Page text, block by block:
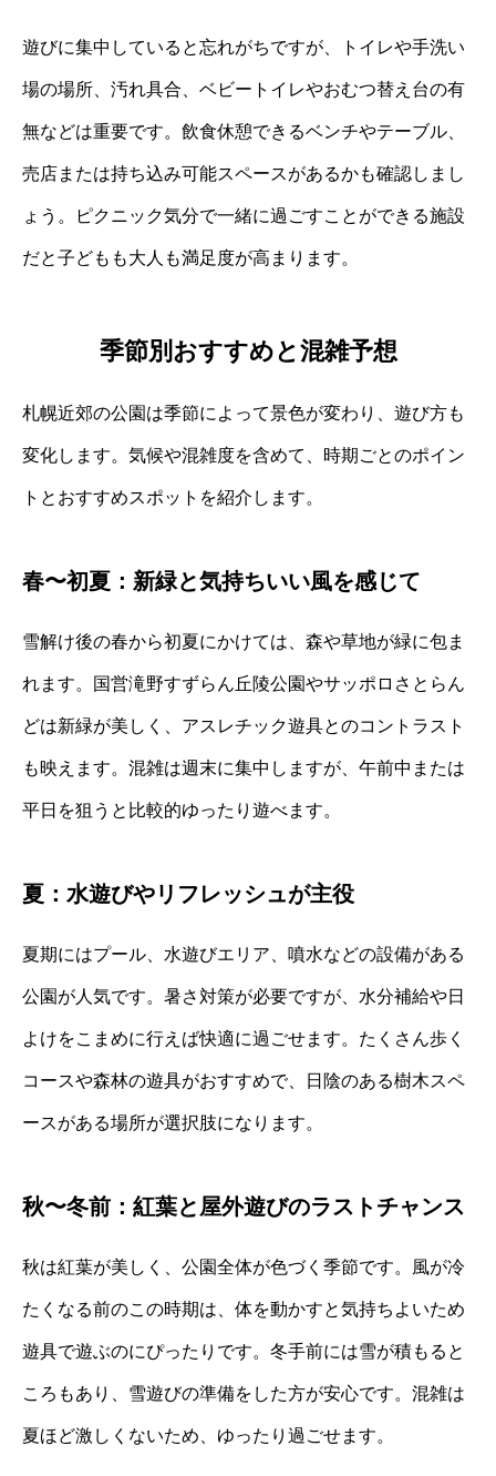
遊びに集中していると忘れがちですが、トイレや手洗い
場の場所、汚れ具合、ベビートイレやおむつ替え台の有
無などは重要です。飲食休憩できるベンチやテーブル、
売店または持ち込み可能スペースがあるかも確認しまし
ょう。ピクニック気分で一緒に過ごすことができる施設
だと子どもも大人も満足度が高まります。
季節別おすすめと混雑予想
札幌近郊の公園は季節によって景色が変わり、遊び方も
変化します。気候や混雑度を含めて、時期ごとのポイン
トとおすすめスポットを紹介します。
春〜初夏：新緑と気持ちいい風を感じて
雪解け後の春から初夏にかけては、森や草地が緑に包ま
れます。国営滝野すずらん丘陵公園やサッポロさとらん
どは新緑が美しく、アスレチック遊具とのコントラスト
も映えます。混雑は週末に集中しますが、午前中または
平日を狙うと比較的ゆったり遊べます。
夏：水遊びやリフレッシュが主役
夏期にはプール、水遊びエリア、噴水などの設備がある
公園が人気です。暑さ対策が必要ですが、水分補給や日
よけをこまめに行えば快適に過ごせます。たくさん歩く
コースや森林の遊具がおすすめで、日陰のある樹木スペ
ースがある場所が選択肢になります。
秋〜冬前：紅葉と屋外遊びのラストチャンス
秋は紅葉が美しく、公園全体が色づく季節です。風が冷
たくなる前のこの時期は、体を動かすと気持ちよいため
遊具で遊ぶのにぴったりです。冬手前には雪が積もると
ころもあり、雪遊びの準備をした方が安心です。混雑は
夏ほど激しくないため、ゆったり過ごせます。